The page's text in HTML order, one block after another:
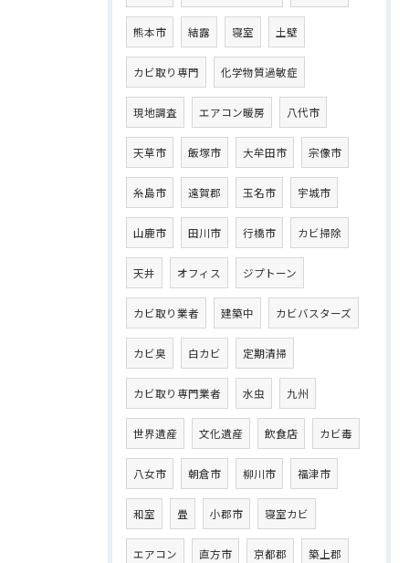
熊本市 結露 寝室 土壁
カビ取り専門 化学物質過敏症
現地調査 エアコン暖房 八代市
天草市 飯塚市 大牟田市 宗像市
糸島市 遠賀郡 玉名市 宇城市
山鹿市 田川市 行橋市 カビ掃除
天井 オフィス ジプトーン
カビ取り業者 建築中 カビバスターズ
カビ臭 白カビ 定期清掃
カビ取り専門業者 水虫 九州
世界遺産 文化遺産 飲食店 カビ毒
八女市 朝倉市 柳川市 福津市
和室 畳 小郡市 寝室カビ
エアコン 直方市 京都郡 築上郡